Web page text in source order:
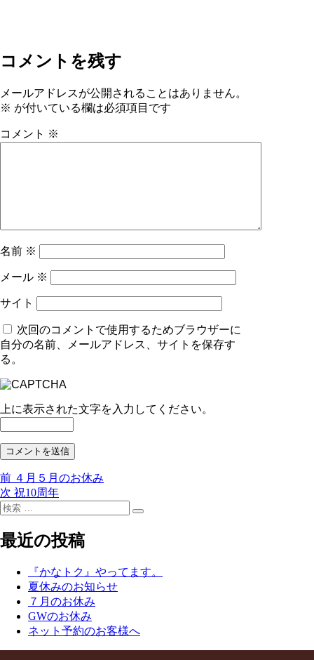
コメントを残す
メールアドレスが公開されることはありません。
※ が付いている欄は必須項目です
コメント ※
名前 ※
メール ※
サイト
次回のコメントで使用するためブラウザーに
自分の名前、メールアドレス、サイトを保存す
る。
上に表示された文字を入力してください。
投
稿
ビ
前 前
の
投
４月５月のお休み
次 次
の
稿:
祝10周年
検
検
最近の投稿
『かなトク』やってます。
夏休みのお知らせ
７月のお休み
GWのお休み
ネット予約のお客様へ